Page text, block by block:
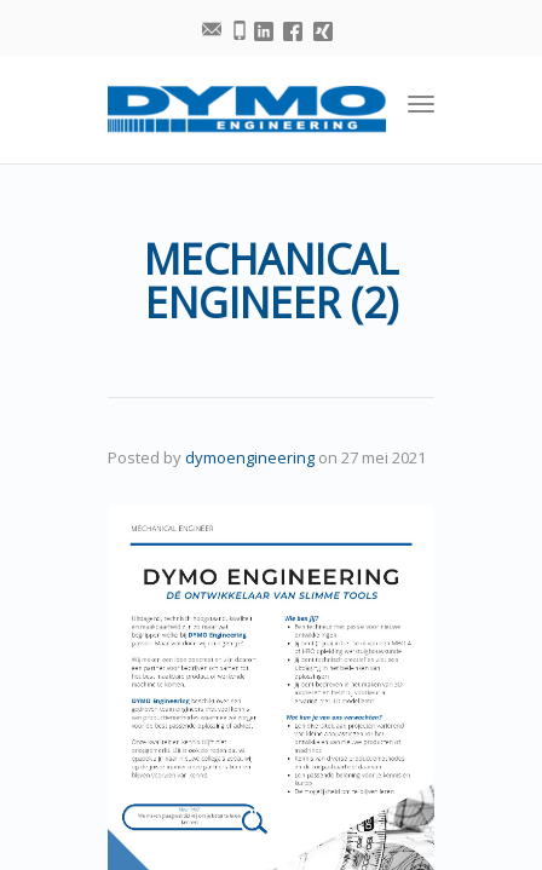
Toggle
MECHANICAL
ENGINEER (2)
Posted bydymoengineering on 27 mei 2021